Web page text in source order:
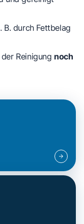
durch Fettbelag
Reinigung noch